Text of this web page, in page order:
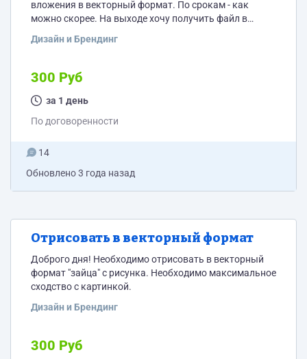
вложения в векторный формат. По срокам - как
можно скорее. На выходе хочу получить файл в
Дизайн и Брендинг
300 Руб
за 1 день
По договоренности
14
Обновлено3 года назад
Отрисовать в векторный формат
Доброго дня! Необходимо отрисовать в векторный
формат "зайца" с рисунка. Необходимо максимальное
сходство с картинкой.
Дизайн и Брендинг
300 Руб